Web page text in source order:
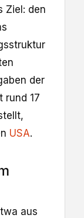
Ziel: den
der
rund 17
USA.
aus